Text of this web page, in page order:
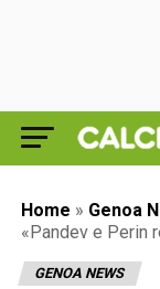
Home » Genoa
«Pandev e Perin
GENOA NEWS